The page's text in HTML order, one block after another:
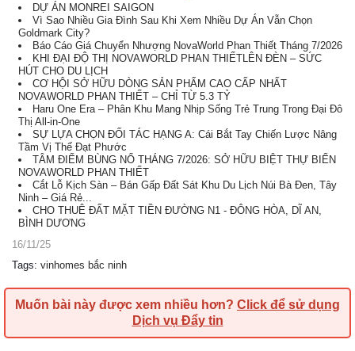
DỰ ÁN MONREI SAIGON
Vì Sao Nhiều Gia Đình Sau Khi Xem Nhiều Dự Án Vẫn Chọn
Goldmark City?
Báo Cáo Giá Chuyển Nhượng NovaWorld Phan Thiết Tháng 7/2026
KHI ĐẠI ĐỘ THỊ NOVAWORLD PHAN THIẾTLÊN ĐÈN – SỨC
HÚT CHO DU LỊCH
CƠ HỘI SỞ HỮU DÒNG SẢN PHẨM CAO CẤP NHẤT
NOVAWORLD PHAN THIẾT – CHỈ TỪ 5.3 TỶ
Haru One Era – Phân Khu Mang Nhịp Sống Trẻ Trung Trong Đại Đô
Thị All-in-One
SỰ LỰA CHỌN ĐỐI TÁC HẠNG A: Cái Bắt Tay Chiến Lược Nâng
Tầm Vị Thế Đạt Phước
TÂM ĐIỂM BÙNG NỔ THÁNG 7/2026: SỞ HỮU BIỆT THỰ BIỂN
NOVAWORLD PHAN THIẾT
Cắt Lỗ Kịch Sàn – Bán Gấp Đất Sát Khu Du Lịch Núi Bà Đen, Tây
Ninh – Giá Rẻ...
CHO THUÊ ĐẤT MẶT TIỀN ĐƯỜNG N1 - ĐÔNG HÒA, DĨ AN,
BÌNH DƯƠNG
16/11/25
Tags: vinhomes bắc ninh
Muốn bài này được xem nhiều hơn? Click để sử dụng
Dịch vụ Đẩy tin